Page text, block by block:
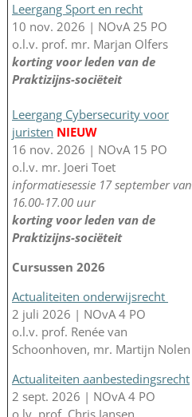
Leergang Sport en recht
10 nov. 2026 | NOvA 25 PO
o.l.v. prof. mr. Marjan Olfers
korting voor leden van de
Praktizijns-sociëteit
Leergang Cybersecurity voor
juristen NIEUW
16 nov. 2026 | NOvA 15 PO
o.l.v. mr. Joeri Toet
informatiesessie 17 september van
16.00-17.00 uur
korting voor leden van de
Praktizijns-sociëteit
Cursussen 2026
Actualiteiten onderwijsrecht
2 juli 2026 | NOvA 4 PO
o.l.v. prof. Renée van
Schoonhoven, mr. Martijn Nolen
Actualiteiten aanbestedingsrecht
2 sept. 2026 | NOvA 4 PO